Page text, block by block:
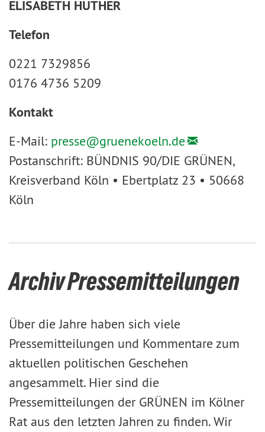
ELISABETH HUTHER
Telefon
0221 7329856
0176 4736 5209
Kontakt
E-Mail: presse@gruenekoeln.de
Postanschrift: BÜNDNIS 90/DIE GRÜNEN,
Kreisverband Köln • Ebertplatz 23 • 50668
Köln
Archiv Pressemitteilungen
Über die Jahre haben sich viele
Pressemitteilungen und Kommentare zum
aktuellen politischen Geschehen
angesammelt. Hier sind die
Pressemitteilungen der GRÜNEN im Kölner
Rat aus den letzten Jahren zu finden. Wir